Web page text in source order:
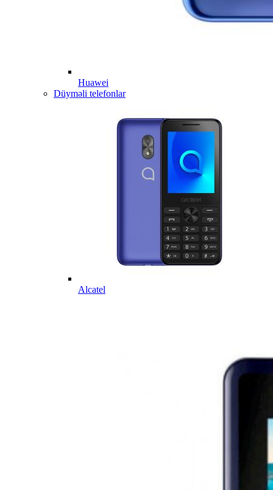
Huawei
Düyməli telefonlar
Alcatel